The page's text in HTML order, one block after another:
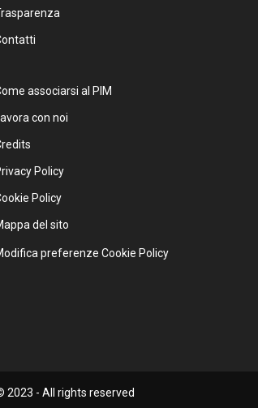
associarsi al PIM
con noi
Policy
Policy
del sito
preferenze Cookie Policy
2023 - All rights reserved